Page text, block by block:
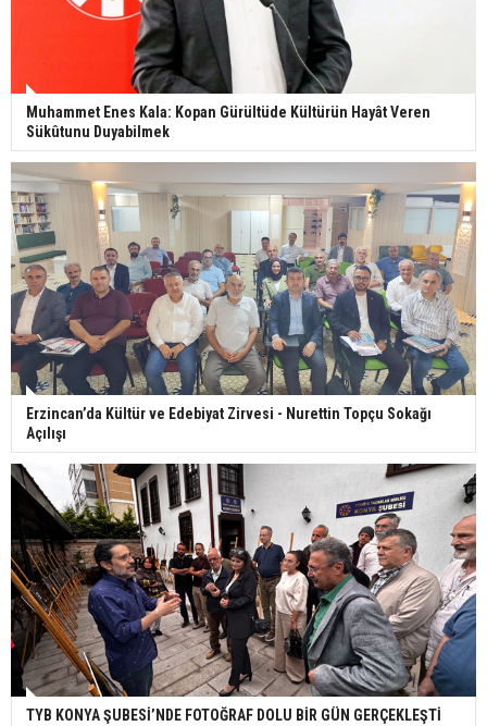
Muhammet Enes Kala: Kopan Gürültüde Kültürün Hayât Veren
Sükûtunu Duyabilmek
Erzincan’da Kültür ve Edebiyat Zirvesi - Nurettin Topçu Sokağı
Açılışı
TYB KONYA ŞUBESİ’NDE FOTOĞRAF DOLU BİR GÜN GERÇEKLEŞTİ